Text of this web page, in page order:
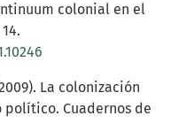
colonial en el
La colonización
Cuadernos de